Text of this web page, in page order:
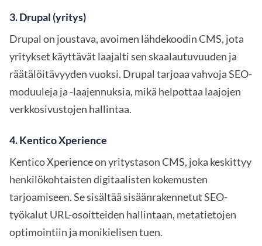
3.Drupal (yritys)
Drupal on joustava, avoimen lähdekoodin CMS, jota
yritykset käyttävät laajalti sen skaalautuvuuden ja
räätälöitävyyden vuoksi. Drupal tarjoaa vahvoja SEO-
moduuleja ja -laajennuksia, mikä helpottaa laajojen
verkkosivustojen hallintaa.
4.Kentico Xperience
Kentico Xperience on yritystason CMS, joka keskittyy
henkilökohtaisten digitaalisten kokemusten
tarjoamiseen. Se sisältää sisäänrakennetut SEO-
työkalut URL-osoitteiden hallintaan, metatietojen
optimointiin ja monikielisen tuen.